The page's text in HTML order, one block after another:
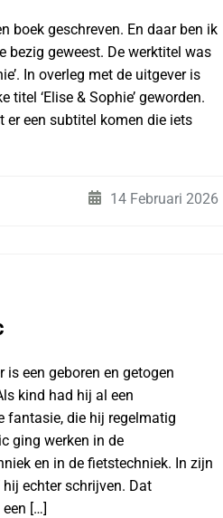
boek geschreven. En daar ben ik
bezig geweest. De werktitel was
In overleg met de uitgever is
titel ‘Elise & Sophie’ geworden.
er een subtitel komen die iets
14 Februari 2026
is een geboren en getogen
kind had hij al een
fantasie, die hij regelmatig
ging werken in de
en in de fietstechniek. In zijn
echter schrijven. Dat
[…]